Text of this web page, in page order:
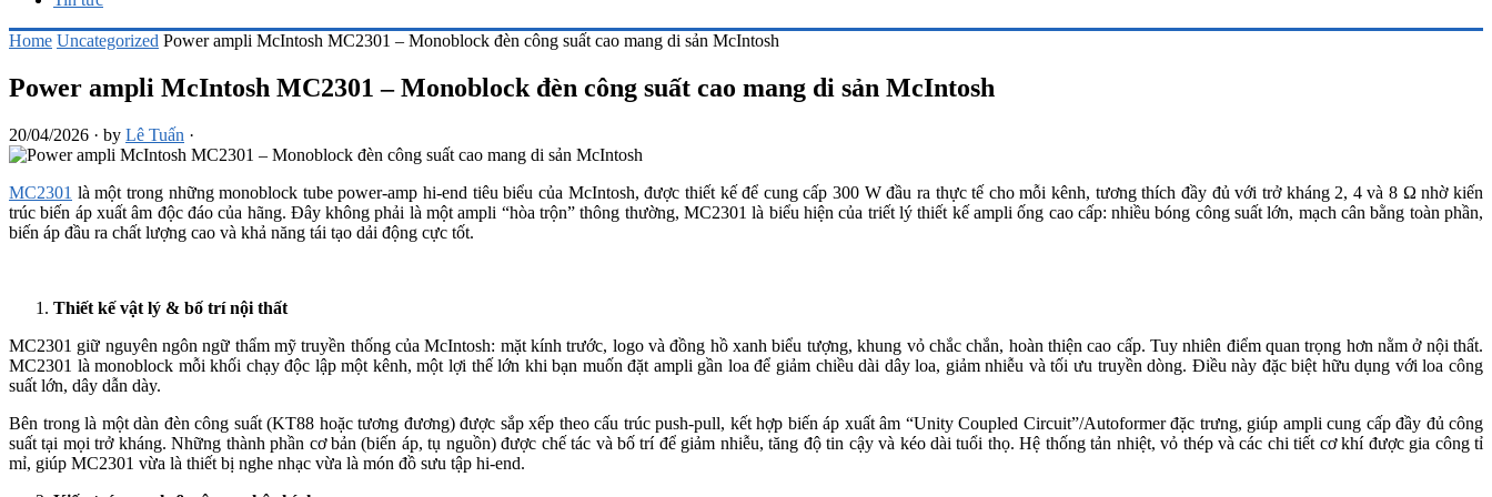
Home Uncategorized Power ampli McIntosh MC2301 – Monoblock đèn công suất cao mang di sản McIntosh
Power ampli McIntosh MC2301 – Monoblock đèn công suất cao mang di sản McIntosh
20/04/2026 · by Lê Tuấn ·
MC2301 là một trong những monoblock tube power-amp hi-end tiêu biểu của McIntosh, được thiết kế để cung cấp 300 W đầu ra thực tế cho mỗi kênh, tương thích đầy đủ với trở kháng 2, 4 và 8 Ω nhờ kiến
trúc biến áp xuất âm độc đáo của hãng. Đây không phải là một ampli “hòa trộn” thông thường, MC2301 là biểu hiện của triết lý thiết kế ampli ống cao cấp: nhiều bóng công suất lớn, mạch cân bằng toàn phần,
biến áp đầu ra chất lượng cao và khả năng tái tạo dải động cực tốt.
Thiết kế vật lý & bố trí nội thất
MC2301 giữ nguyên ngôn ngữ thẩm mỹ truyền thống của McIntosh: mặt kính trước, logo và đồng hồ xanh biểu tượng, khung vỏ chắc chắn, hoàn thiện cao cấp. Tuy nhiên điểm quan trọng hơn nằm ở nội thất.
MC2301 là monoblock mỗi khối chạy độc lập một kênh, một lợi thế lớn khi bạn muốn đặt ampli gần loa để giảm chiều dài dây loa, giảm nhiễu và tối ưu truyền dòng. Điều này đặc biệt hữu dụng với loa công
suất lớn, dây dẫn dày.
Bên trong là một dàn đèn công suất (KT88 hoặc tương đương) được sắp xếp theo cấu trúc push-pull, kết hợp biến áp xuất âm “Unity Coupled Circuit”/Autoformer đặc trưng, giúp ampli cung cấp đầy đủ công
suất tại mọi trở kháng. Những thành phần cơ bản (biến áp, tụ nguồn) được chế tác và bố trí để giảm nhiễu, tăng độ tin cậy và kéo dài tuổi thọ. Hệ thống tản nhiệt, vỏ thép và các chi tiết cơ khí được gia công tỉ
mỉ, giúp MC2301 vừa là thiết bị nghe nhạc vừa là món đồ sưu tập hi-end.